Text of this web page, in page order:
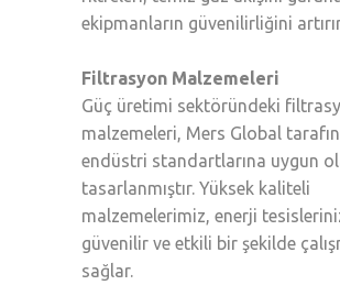
ekipmanların güvenilirliğini
Filtrasyon Malzemeleri
Güç üretimi sektöründeki
malzemeleri, Mers Global
endüstri standartlarına uygun
tasarlanmıştır. Yüksek kaliteli
malzemelerimiz, enerji
güvenilir ve etkili bir şekilde
sağlar.